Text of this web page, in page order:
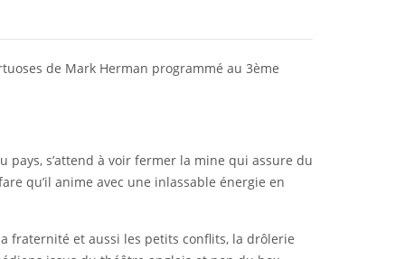
de Mark Herman programmé au 3ème
pays, s’attend à voir fermer la mine qui assure du
qu’il anime avec une inlassable énergie en
fraternité et aussi les petits conflits, la drôlerie